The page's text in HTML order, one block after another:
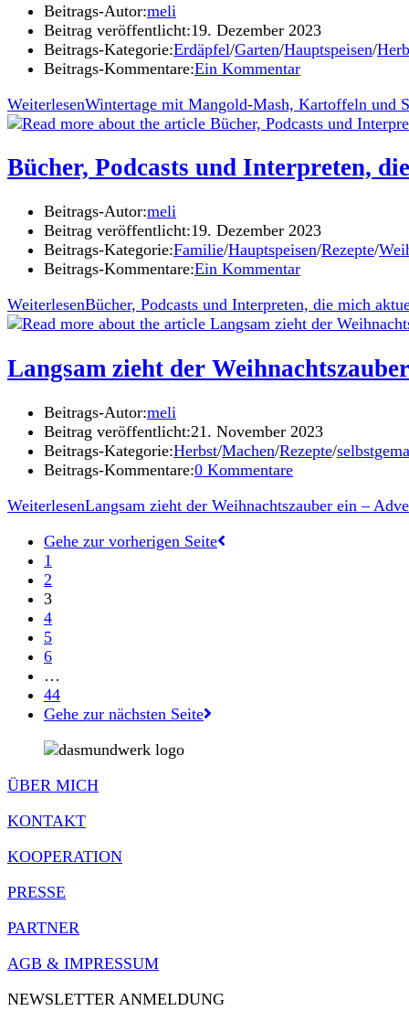
Beitrags-Autor:meli
Beitrag veröffentlicht:19. Dezember 2023
Beitrags-Kategorie:Erdäpfel/Garten/Hauptspeisen/
Beitrags-Kommentare:Ein Kommentar
WeiterlesenWintertage mit Mangold-Mash, Kartoffeln und
Bücher, Podcasts und Interpreten,
Beitrags-Autor:meli
Beitrag veröffentlicht:19. Dezember 2023
Beitrags-Kategorie:Familie/Hauptspeisen/Rezepte/
Beitrags-Kommentare:Ein Kommentar
WeiterlesenBücher, Podcasts und Interpreten, die mich
Langsam zieht der
Beitrags-Autor:meli
Beitrag veröffentlicht:21. November 2023
Beitrags-Kategorie:Herbst/Machen/Rezepte/
Beitrags-Kommentare:0 Kommentare
WeiterlesenLangsam zieht der Weihnachtszauber ein –
Gehe zur vorherigen Seite
1
2
3
4
5
6
…
44
Gehe zur nächsten Seite
ÜBER MICH
KONTAKT
KOOPERATION
PRESSE
PARTNER
AGB & IMPRESSUM
NEWSLETTER ANMELDUNG